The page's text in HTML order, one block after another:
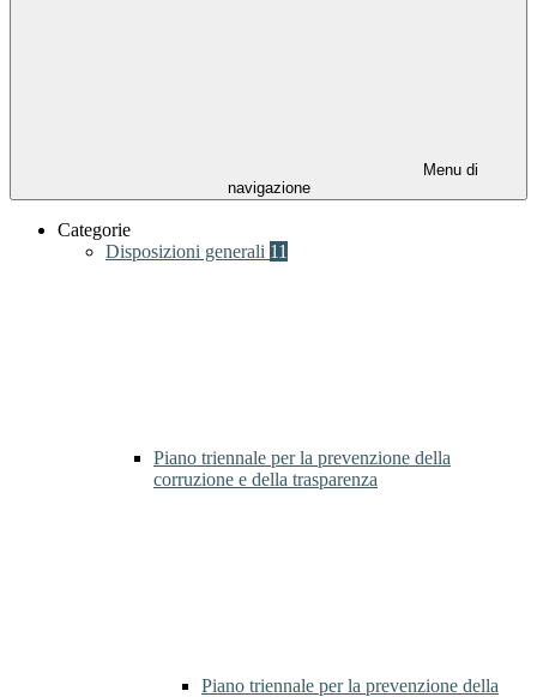
Menu di
navigazione
Categorie
Disposizioni generali 11
Piano triennale per la prevenzione della
corruzione e della trasparenza
Piano triennale per la prevenzione della